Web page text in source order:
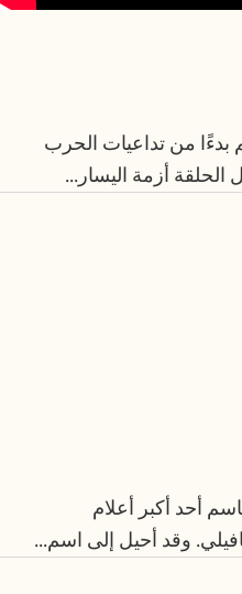
بدءًا من تداعيات الحرب
الحلقة أزمة اليسار...
أحد أكبر أعلام
وقد أحيل إلى اسم...